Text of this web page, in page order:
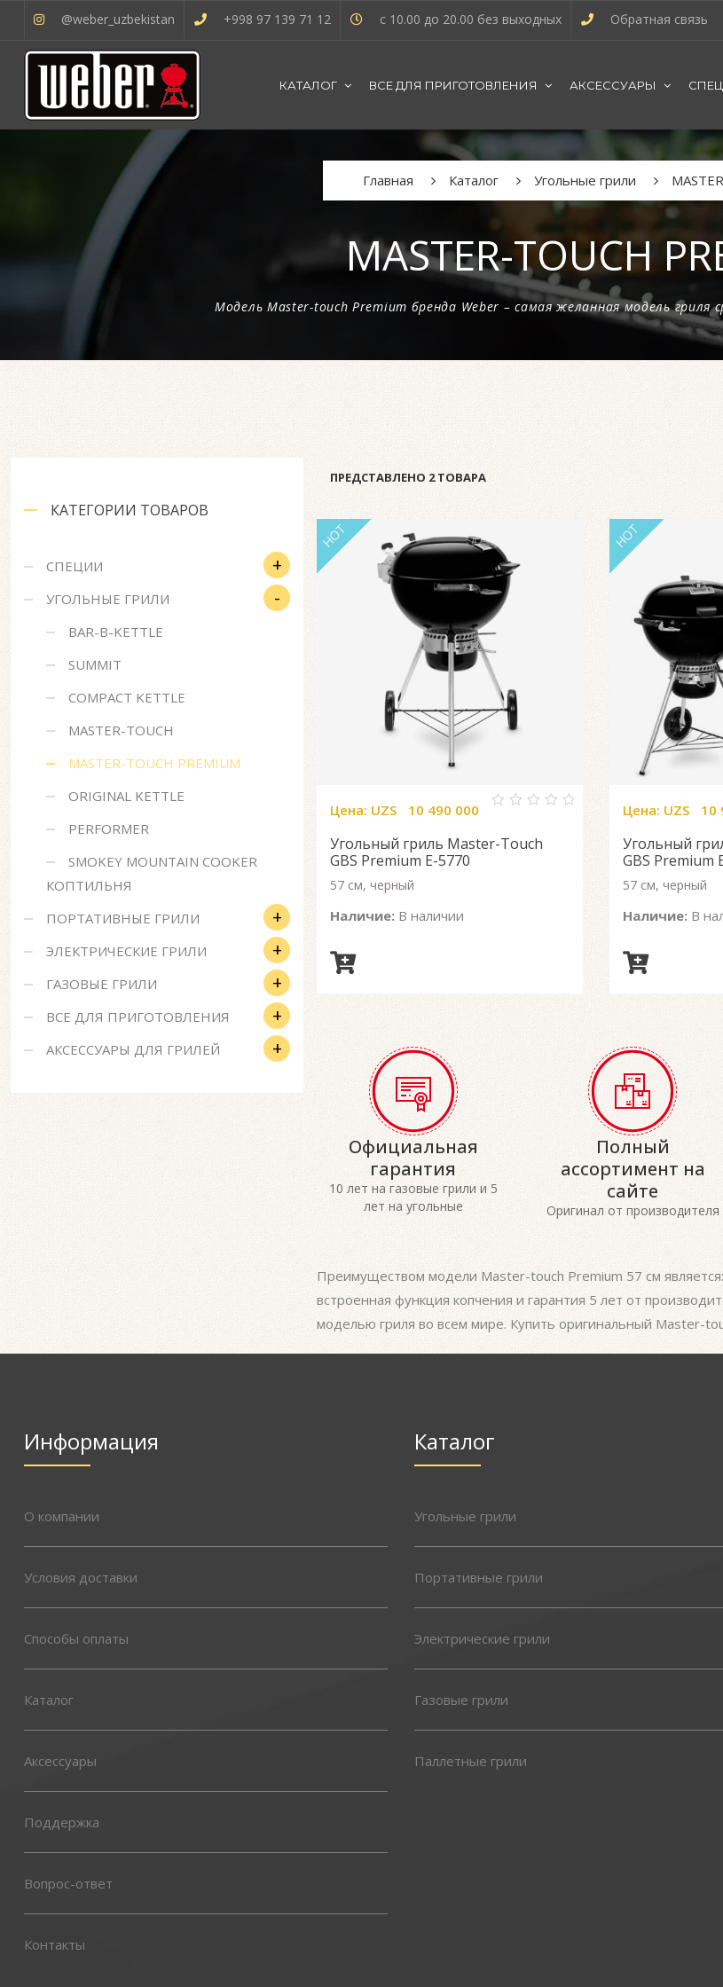
@weber_uzbekistan +998 97 139 71 12 с 10.00 до 20.00 без выходных Обратная связь
КАТАЛОГ ВСЕ ДЛЯ ПРИГОТОВЛЕНИЯ АКСЕССУАРЫ
MASTER-TOUCH
Модель Master-touch Premium бренда Weber – самая желанная модель гриля
Главная Каталог Угольные грили
КАТЕГОРИИ ТОВАРОВ
СПЕЦИИ +
УГОЛЬНЫЕ ГРИЛИ
BAR-B-KETTLE
SUMMIT
COMPACT KETTLE
MASTER-TOUCH
MASTER-TOUCH PREMIUM
ORIGINAL KETTLE
PERFORMER
SMOKEY MOUNTAIN COOKER
КОПТИЛЬНЯ
-
ПОРТАТИВНЫЕ ГРИЛИ +
ЭЛЕКТРИЧЕСКИЕ ГРИЛИ +
ГАЗОВЫЕ ГРИЛИ +
ВСЕ ДЛЯ ПРИГОТОВЛЕНИЯ +
АКСЕССУАРЫ ДЛЯ ГРИЛЕЙ +
ПРЕДСТАВЛЕНО 2 ТОВАРА
HOT
of
Цена: UZS 10 490 000
Угольный гриль Master-Touch
GBS Premium E-5770
57 см, черный
Наличие: В наличии
HOT
Цена: UZS 10
Угольный
GBS Premium
57 см, черный
Наличие: В
Официальная
гарантия
10 лет на газовые грили и 5
лет на угольные
Полный
ассортимент на
сайте
Оригинал от производителя
Преимуществом модели Master-touch Premium 57 см
встроенная функция копчения и гарантия 5 лет от
моделью гриля во всем мире. Купить оригинальный Master-
Информация
О компании
Условия доставки
Способы оплаты
Каталог
Аксессуары
Поддержка
Вопрос-ответ
Контакты
Каталог
Угольные грили
Портативные грили
Электрические грили
Газовые грили
Паллетные грили